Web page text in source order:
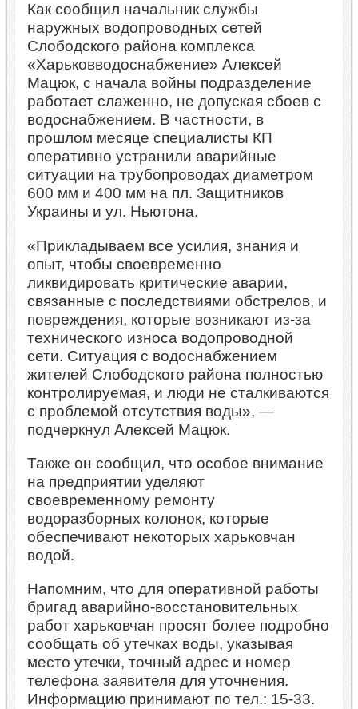
Как сообщил начальник службы
наружных водопроводных сетей
Слободского района комплекса
«Харьковводоснабжение» Алексей
Мацюк, с начала войны подразделение
работает слаженно, не допуская сбоев с
водоснабжением. В частности, в
прошлом месяце специалисты КП
оперативно устранили аварийные
ситуации на трубопроводах диаметром
600 мм и 400 мм на пл. Защитников
Украины и ул. Ньютона.
«Прикладываем все усилия, знания и
опыт, чтобы своевременно
ликвидировать критические аварии,
связанные с последствиями обстрелов, и
повреждения, которые возникают из-за
технического износа водопроводной
сети. Ситуация с водоснабжением
жителей Слободского района полностью
контролируемая, и люди не сталкиваются
с проблемой отсутствия воды», —
подчеркнул Алексей Мацюк.
Также он сообщил, что особое внимание
на предприятии уделяют
своевременному ремонту
водоразборных колонок, которые
обеспечивают некоторых харьковчан
водой.
Напомним, что для оперативной работы
бригад аварийно-восстановительных
работ харьковчан просят более подробно
сообщать об утечках воды, указывая
место утечки, точный адрес и номер
телефона заявителя для уточнения.
Информацию принимают по тел.: 15-33.